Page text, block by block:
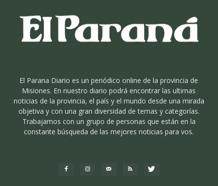
El Parana Diario es un periódico online de la provincia de
Misiones. En nuestro diario podrá encontrar las ultimas
noticias de la provincia, el país y el mundo desde una mirada
objetiva y con una gran diversidad de temas y categorías.
Trabajamos con un grupo de personas que están en la
constante búsqueda de las mejores noticias para vos.